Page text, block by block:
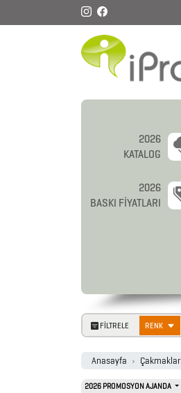
2026
KATALOG
2026
BASKI FİYATLARI
FİLTRELE RENK
Anasayfa Çakmaklar
2026 PROMOSYON AJANDA